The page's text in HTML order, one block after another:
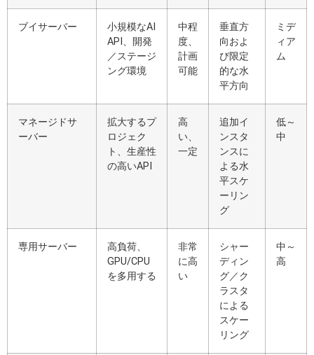
ブイサーバー
小規模なAI
API、開発
／ステージ
ング環境
中程
度、
計画
可能
垂直方
向およ
び限定
的な水
平方向
ミデ
ィア
ム
マネージドサ
ーバー
拡大するプ
ロジェク
ト、生産性
の高いAPI
高
い、
一定
追加イ
ンスタ
ンスに
よる水
平スケ
ーリン
グ
低～
中
専用サーバー
高負荷、
GPU/CPU
を多用する
非常
に高
い
シャー
ディン
グ／ク
ラスタ
による
スケー
リング
中～
高